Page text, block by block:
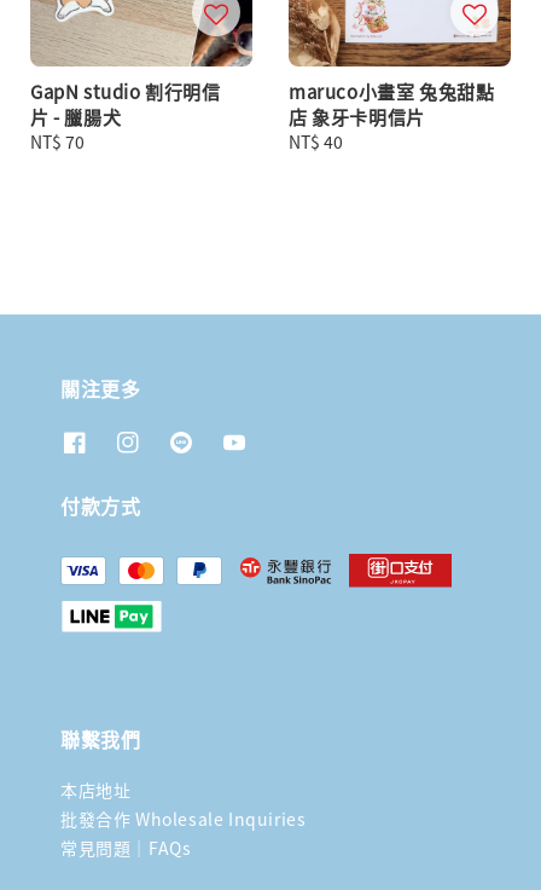
GapN studio 割行明信
片 - 臘腸犬
Regular
NT$ 70
maruco小畫室 兔兔甜點
店 象牙卡明信片
Regular
NT$ 40
關注更多
付款方式
聯繫我們
本店地址
批發合作 Wholesale Inquiries
常見問題｜FAQs